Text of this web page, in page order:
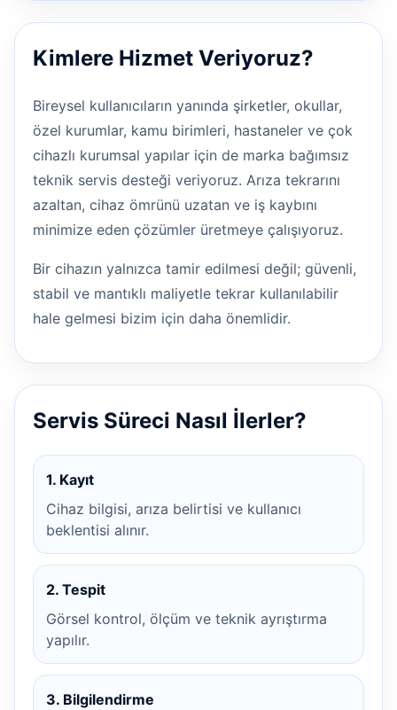
Kimlere Hizmet Veriyoruz?
Bireysel kullanıcıların yanında şirketler, okullar,
özel kurumlar, kamu birimleri, hastaneler ve çok
cihazlı kurumsal yapılar için de marka bağımsız
teknik servis desteği veriyoruz. Arıza tekrarını
azaltan, cihaz ömrünü uzatan ve iş kaybını
minimize eden çözümler üretmeye çalışıyoruz.
Bir cihazın yalnızca tamir edilmesi değil; güvenli,
stabil ve mantıklı maliyetle tekrar kullanılabilir
hale gelmesi bizim için daha önemlidir.
Servis Süreci Nasıl İlerler?
1. Kayıt
Cihaz bilgisi, arıza belirtisi ve kullanıcı
beklentisi alınır.
2. Tespit
Görsel kontrol, ölçüm ve teknik ayrıştırma
yapılır.
3. Bilgilendirme